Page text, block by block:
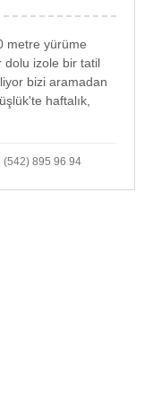
metre yürüme
dolu izole bir tatil
bizi aramadan
haftalık,
(542) 895 96 94